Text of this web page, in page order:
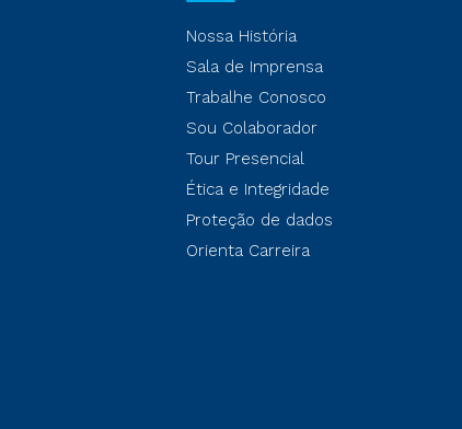
Nossa História
Sala de Imprensa
Trabalhe Conosco
Sou Colaborador
Tour Presencial
Ética e Integridade
Proteção de dados
Orienta Carreira